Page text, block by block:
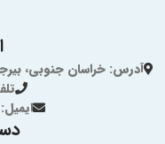
آدرس: خراسان جنوبی،
تلفن:
ایمیل: info@drziaee.com